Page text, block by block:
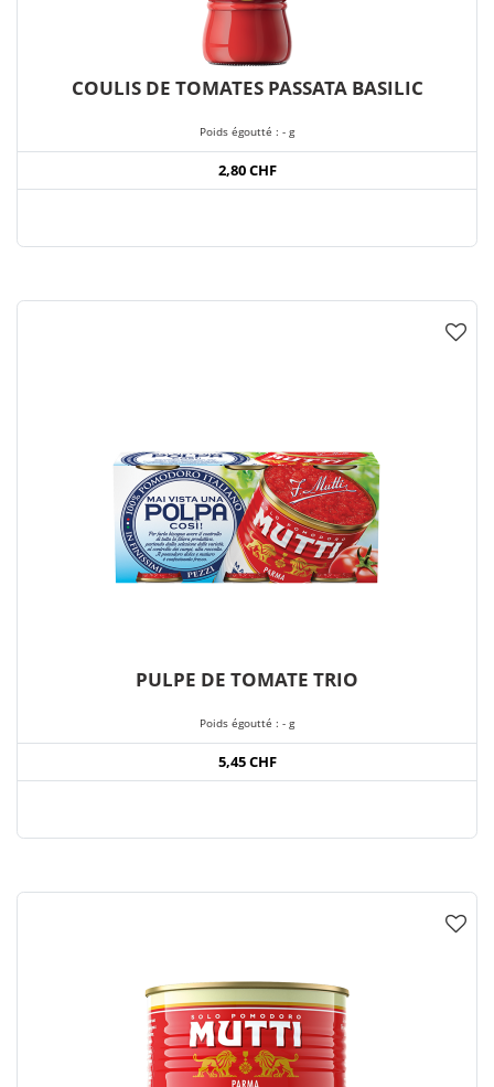
COULIS DE TOMATES PASSATA BASILIC
Poids égoutté : - g
2,80 CHF
PULPE DE TOMATE TRIO
Poids égoutté : - g
5,45 CHF